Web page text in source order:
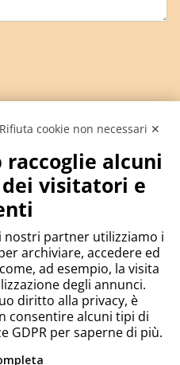
días de lunes a viernes
a 18.30
02 50041609
93 7371044
Rifiuta cookie non necessari ✕
raccoglie alcuni
visitatori e
nostri partner utilizziamo i
archiviare, accedere ed
ad esempio, la visita
degli annunci.
diritto alla privacy, è
consentire alcuni tipi di
GDPR per saperne di più.